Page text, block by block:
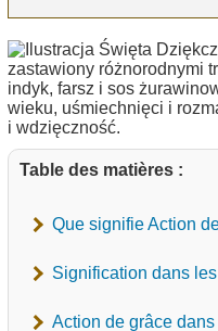
Table des matières :
Que signifie Action
Signification dans
Action de grâce